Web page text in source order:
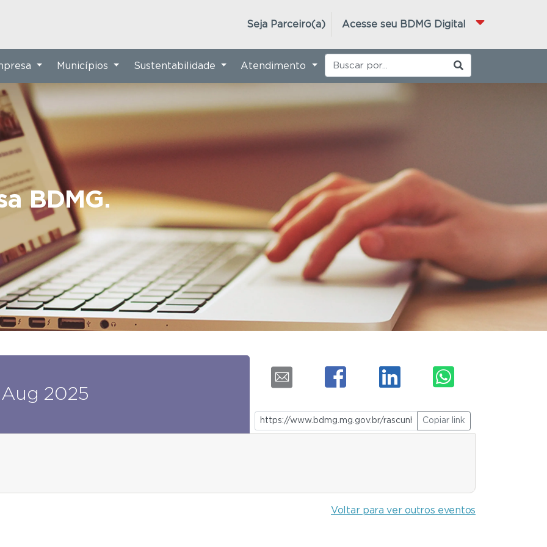
Acesse seu BDMG Digital
Seja Parceiro(a)
BDMG.
Municípios Sustentabilidade Atendimento
Aug 2025
Copiar link
Voltar para ver outros eventos